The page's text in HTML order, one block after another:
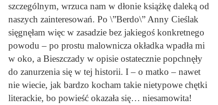
szczególnym, wrzuca nam w dłonie książkę daleką od
naszych zainteresowań. Po \”Berdo\” Anny Cieślak
sięgnęłam więc w zasadzie bez jakiegoś konkretnego
powodu – po prostu malownicza okładka wpadła mi
w oko, a Bieszczady w opisie ostatecznie popchnęły
do zanurzenia się w tej historii. I – o matko – nawet
nie wiecie, jak bardzo kocham takie nietypowe chętki
literackie, bo powieść okazała się… niesamowita!